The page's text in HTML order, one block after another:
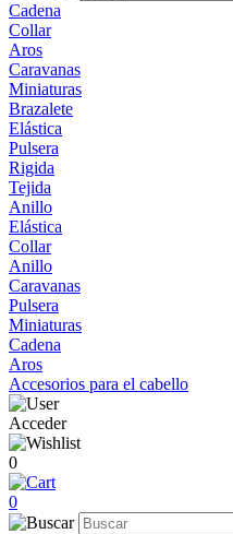
Cadena
Collar
Aros
Caravanas
Miniaturas
Brazalete
Elástica
Pulsera
Rigida
Tejida
Anillo
Elástica
Collar
Anillo
Caravanas
Pulsera
Miniaturas
Cadena
Aros
Accesorios para el cabello
Acceder
0
0